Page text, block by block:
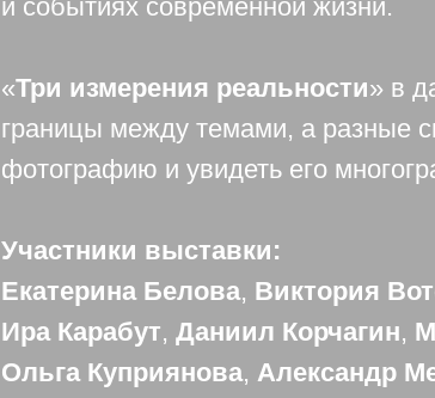
и событиях современной жизни.
«Три измерения реальности» в
границы между темами, а разные
фотографию и увидеть его
Участники выставки:
Екатерина Белова, Виктория
Ира Карабут, Даниил Корчагин,
Ольга Куприянова, Александр